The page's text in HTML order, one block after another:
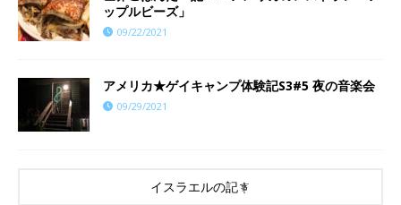
ップルビーズ」
09/22/2021
アメリカ★ゲイキャンプ体験記S3#5 夜の音楽会
09/29/2021
イスラエルの記事